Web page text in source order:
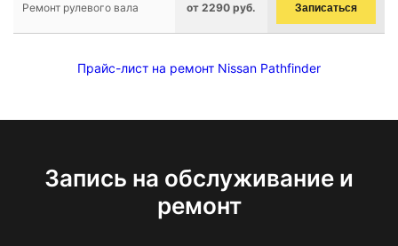
Ремонт рулевого вала от 2290 руб. Записаться
Прайс-лист на ремонт Nissan Pathfinder
Запись на обслуживание и
ремонт